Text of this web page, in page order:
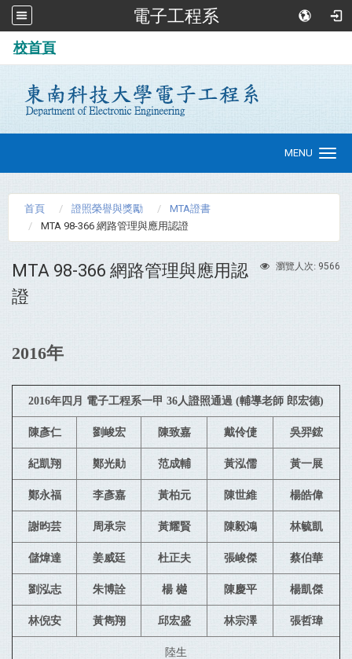
電子工程系
校首頁
navigation
MENU
首頁 證照榮譽與獎勵
MTA證書
MTA 98-366 網路管理與應用認證
瀏覽人次: 9566
MTA 98-366 網路管理與應用認
證
2016年
2016年四月 電子工程系一甲 36人證照通過 (輔導老師 郎宏德)
陳彥仁 劉峻宏 陳致嘉 戴伶倢 吳羿鋐
紀凱翔 鄭光勛 范成輔 黃泓儒 黃一展
鄭永福 李彥嘉 黃柏元 陳世維 楊皓偉
謝昀芸 周承宗 黃耀賢 陳毅鴻 林毓凱
儲煒達 姜威廷 杜正夫 張峻傑 蔡伯華
劉泓志 朱博詮 楊 樾 陳慶平 楊凱傑
林倪安 黃雋翔 邱宏盛 林宗澤 張哲瑋
陸生